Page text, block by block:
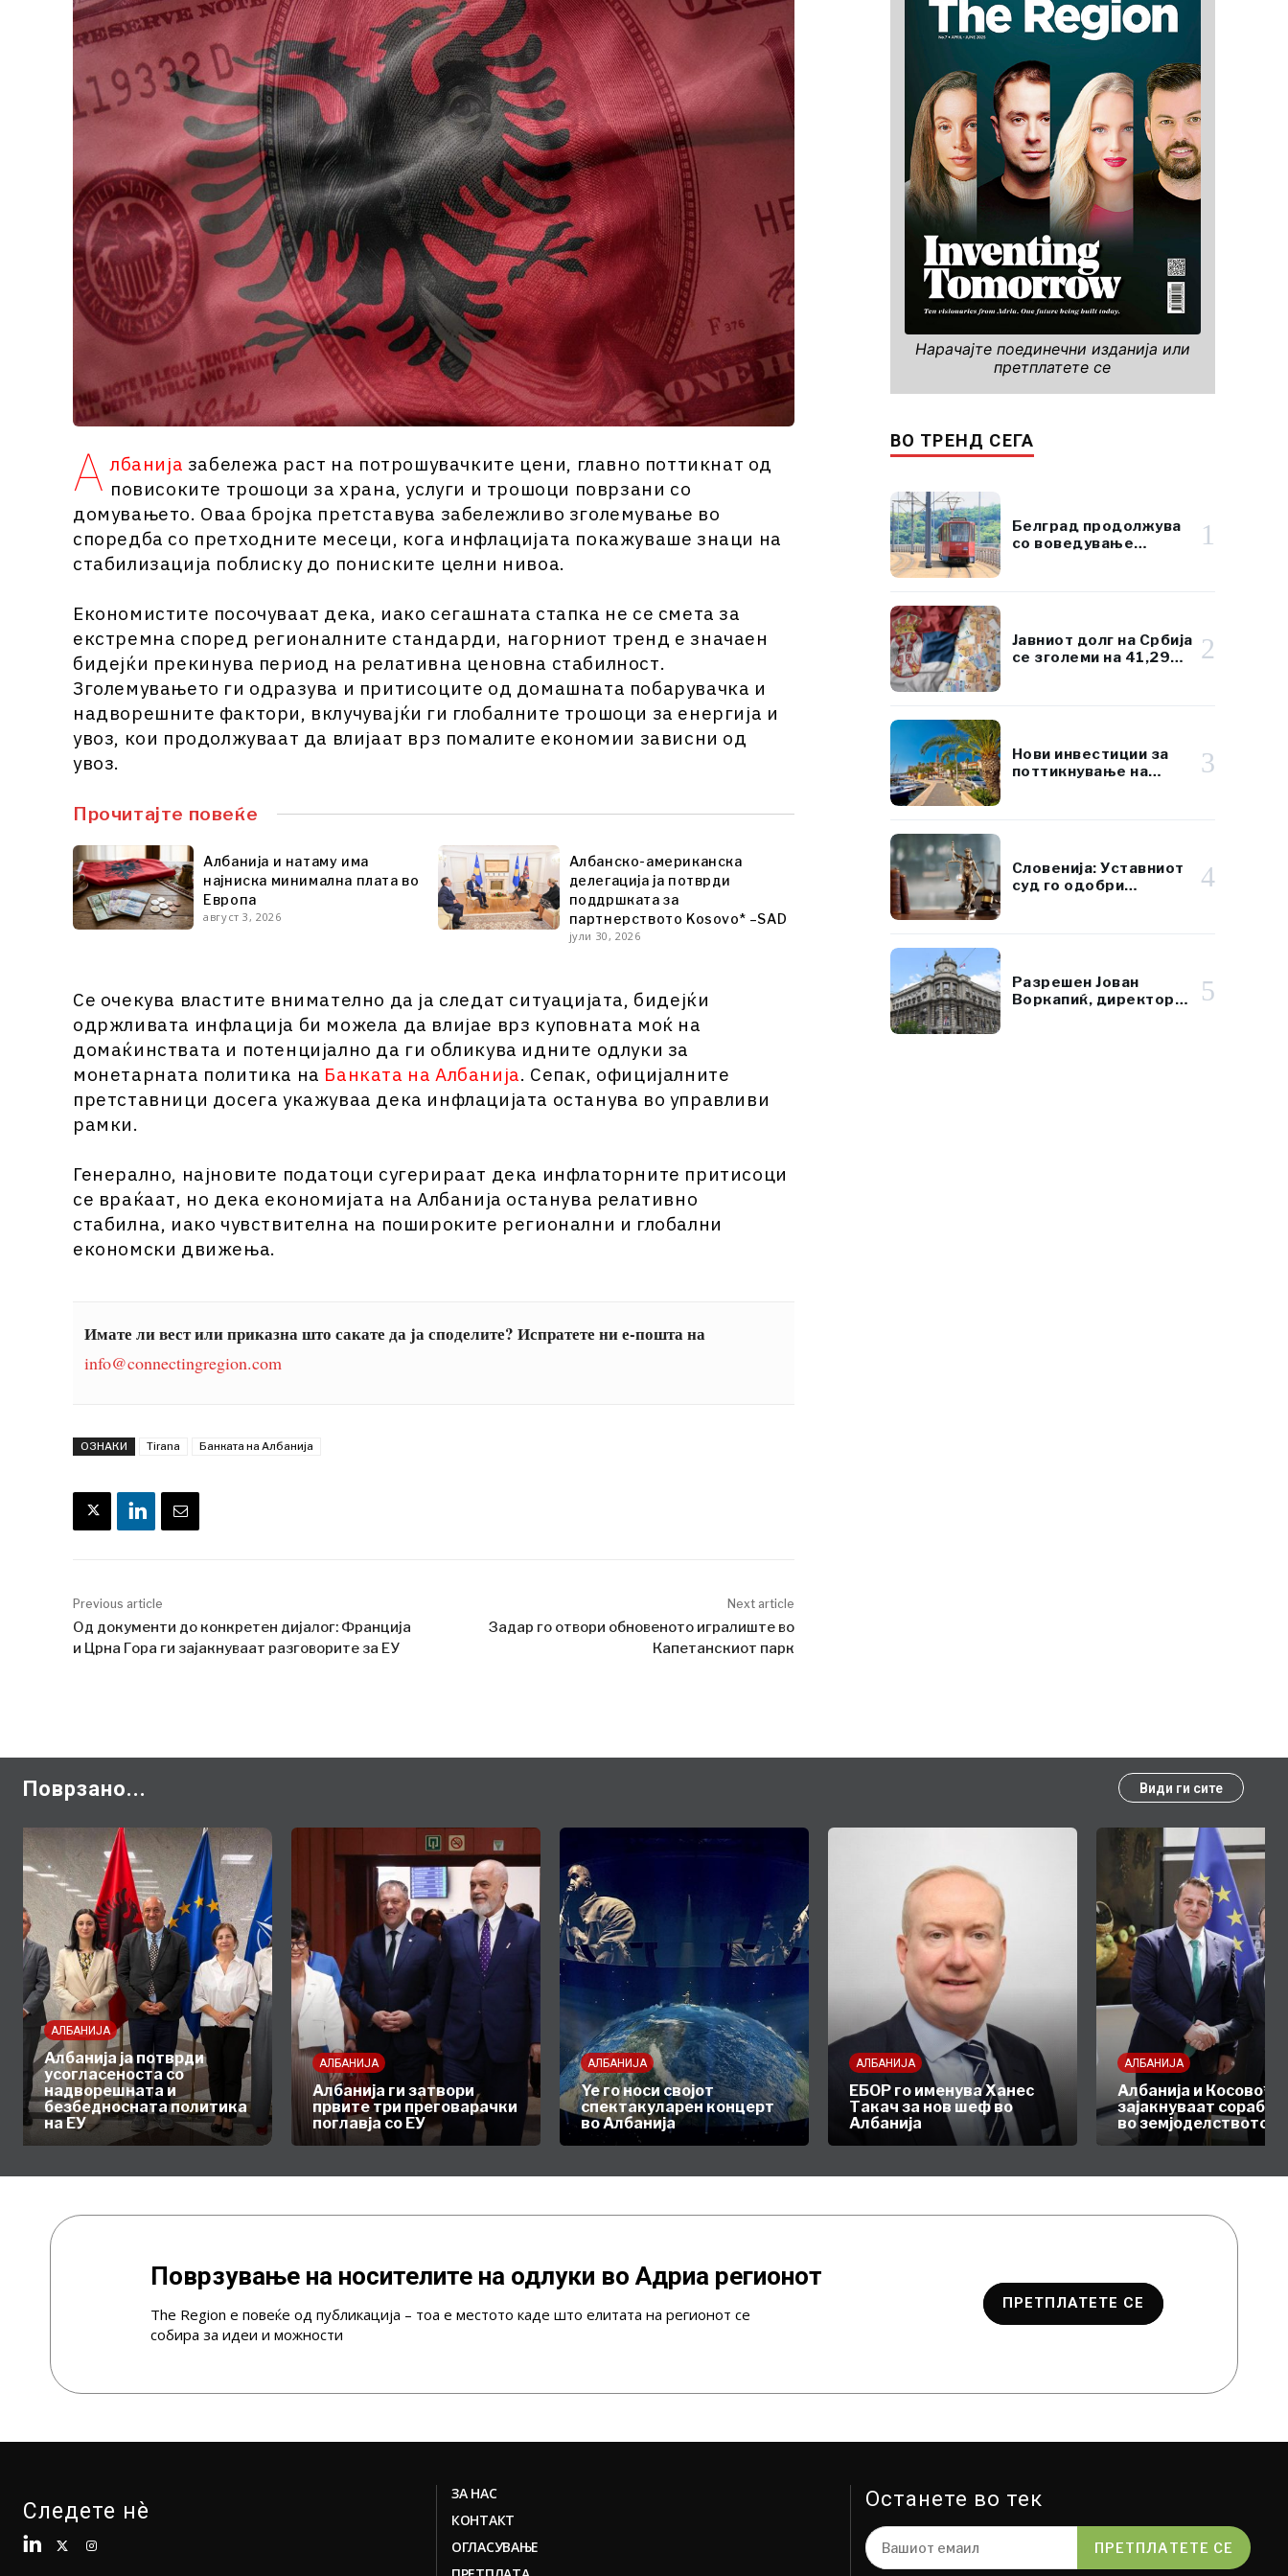
А лбанија забележа раст на потрошувачките цени, главно поттикнат од
повисоките трошоци за храна, услуги и трошоци поврзани со
домувањето. Оваа бројка претставува забележливо зголемување во
споредба со претходните месеци, кога инфлацијата покажуваше знаци на
стабилизација поблиску до пониските целни нивоа.
Економистите посочуваат дека, иако сегашната стапка не се смета за
екстремна според регионалните стандарди, нагорниот тренд е значаен
бидејќи прекинува период на релативна ценовна стабилност.
Зголемувањето ги одразува и притисоците од домашната побарувачка и
надворешните фактори, вклучувајќи ги глобалните трошоци за енергија и
увоз, кои продолжуваат да влијаат врз помалите економии зависни од
увоз.
Прочитајте повеќе
Албанија и натаму има
најниска минимална плата во
Европа
август 3, 2026
Албанско-американска
делегација ја потврди
поддршката за
партнерството Kosovo* –SAD
јули 30, 2026
Се очекува властите внимателно да ја следат ситуацијата, бидејќи
одржливата инфлација би можела да влијае врз куповната моќ на
домаќинствата и потенцијално да ги обликува идните одлуки за
монетарната политика на Банката на Албанија. Сепак, официјалните
претставници досега укажуваа дека инфлацијата останува во управливи
рамки.
Генерално, најновите податоци сугерираат дека инфлаторните притисоци
се враќаат, но дека економијата на Албанија останува релативно
стабилна, иако чувствителна на пошироките регионални и глобални
економски движења.
Имате ли вест или приказна што сакате да ја споделите? Испратете ни е-пошта на
info@connectingregion.com
ОЗНАКИ Tirana Банката на Албанија
Previous article
Од документи до конкретен дијалог: Франција
и Црна Гора ги зајакнуваат разговорите за ЕУ
Next article
Задар го отвори обновеното игралиште во
Капетанскиот парк
Нарачајте поединечни изданија или
претплатете се
ВО ТРЕНД СЕГА
Белград продолжува
со воведување
1
Јавниот долг на Србија
се зголеми на 41,29
2
Нови инвестиции за
поттикнување на
3
Словенија: Уставниот
суд го одобри
4
Разрешен Јован
Воркапиќ, директор
5
Поврзано... Види ги сите
АЛБАНИЈА
Албанија ја потврди
усогласеноста со
надворешната и
безбедносната политика
на ЕУ
АЛБАНИЈА
Албанија ги затвори
првите три преговарачки
поглавја со ЕУ
АЛБАНИЈА
Ye го носи својот
спектакуларен концерт
во Албанија
АЛБАНИЈА
ЕБОР го именува Ханес
Такач за нов шеф во
Албанија
АЛБАНИЈА
Албанија и Косово* ја
зајакнуваат
во земјоделството
Поврзување на носителите на одлуки во Адриа регионот
The Region е повеќе од публикација – тоа е местото каде што елитата на регионот се
собира за идеи и можности
ПРЕТПЛАТЕТЕ СЕ
Следете нè
ЗА НАС
КОНТАКТ
ОГЛАСУВАЊЕ
Останете во тек
ПРЕТПЛАТЕТЕ СЕ